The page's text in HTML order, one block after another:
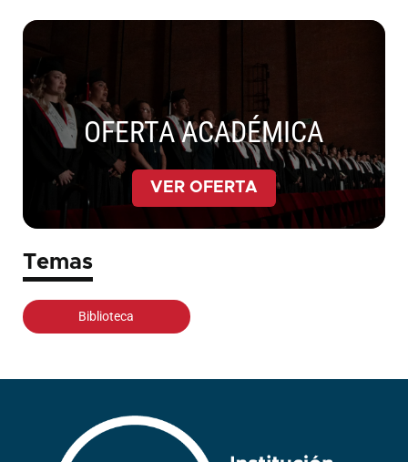
OFERTA ACADÉMICA
VER OFERTA
Temas
Biblioteca